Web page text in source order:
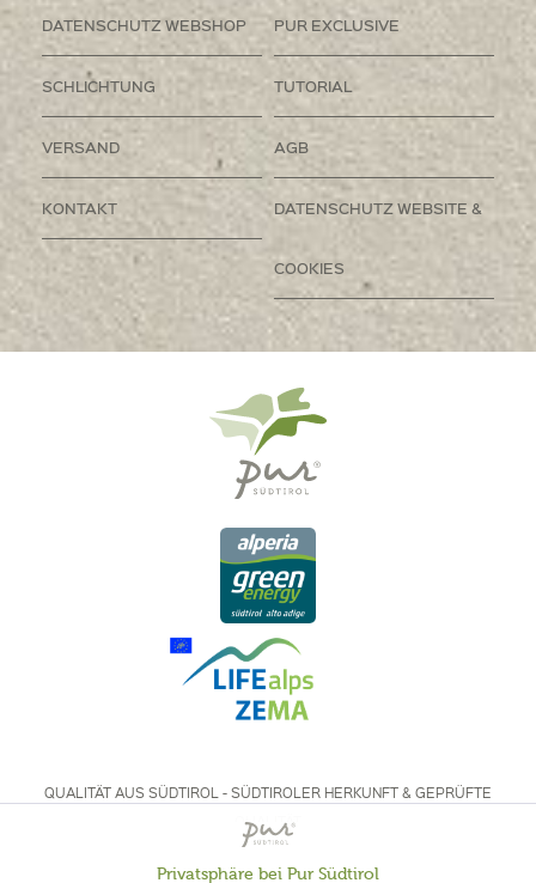
DATENSCHUTZ WEBSHOP PUR EXCLUSIVE
SCHLICHTUNG TUTORIAL
VERSAND AGB
KONTAKT DATENSCHUTZ WEBSITE &
COOKIES
QUALITÄT AUS SÜDTIROL - SÜDTIROLER HERKUNFT & GEPRÜFTE
QUALITÄT
Privatsphäre bei Pur Südtirol